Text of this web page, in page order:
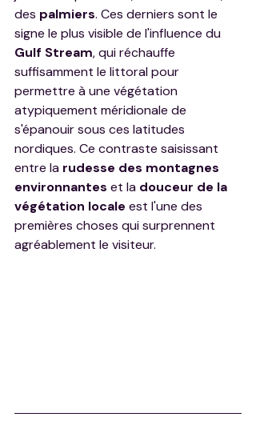
des palmiers. Ces derniers sont le
signe le plus visible de l'influence du
Gulf Stream, qui réchauffe
suffisamment le littoral pour
permettre à une végétation
atypiquement méridionale de
s'épanouir sous ces latitudes
nordiques. Ce contraste saisissant
entre la rudesse des montagnes
environnantes et la douceur de la
végétation locale est l'une des
premières choses qui surprennent
agréablement le visiteur.